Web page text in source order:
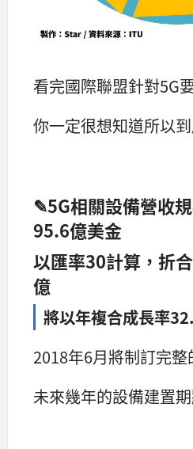
看完國際聯盟針對5G
你一定很想知道所以
✎5G相關設備營收
95.6億美金
以匯率30計算，折
億
將以年複合成長率
2018年6月將制訂完
未來幾年的設備建置